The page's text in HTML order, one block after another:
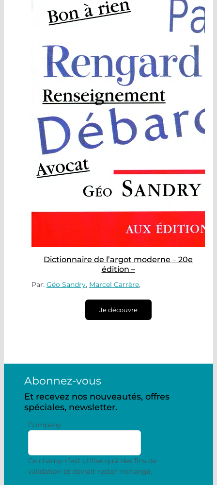
Dictionnaire de l’argot moderne – 20e
édition –
Par: Géo Sandry, Marcel Carrère,
Je découvre
Abonnez-vous
Et recevez nos nouveautés, offres
spéciales, newsletter.
Company
Ce champ n’est utilisé qu’à des fins de
validation et devrait rester inchangé.